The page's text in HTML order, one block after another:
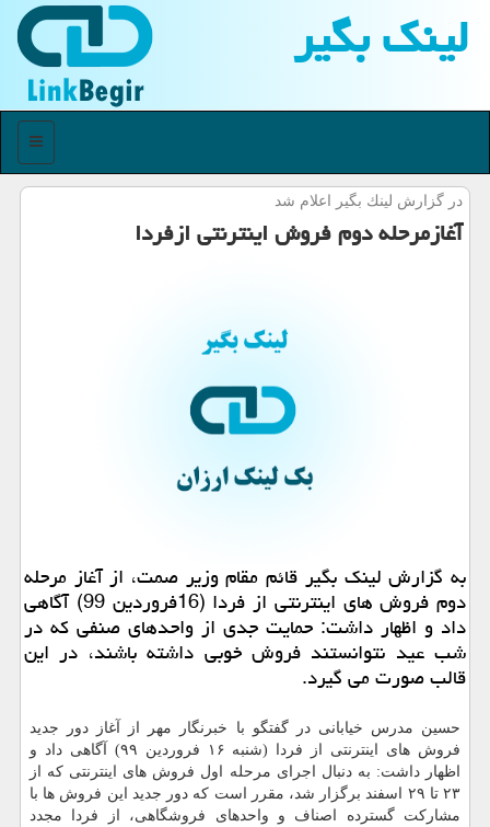
لینك بگیر
منو
در گزارش لینك بگیر اعلام شد
آغازمرحله دوم فروش اینترنتی ازفردا
به گزارش لینك بگیر قائم مقام وزیر صمت، از آغاز مرحله
دوم فروش های اینترنتی از فردا (16فروردین 99) آگاهی
داد و اظهار داشت: حمایت جدی از واحدهای صنفی كه در
شب عید نتوانستند فروش خوبی داشته باشند، در این
قالب صورت می گیرد.
حسین مدرس خیابانی در گفتگو با خبرنگار مهر از آغاز دور جدید
فروش های اینترنتی از فردا (شنبه ۱۶ فروردین ۹۹) آگاهی داد و
اظهار داشت: به دنبال اجرای مرحله اول فروش های اینترنتی كه از
۲۳ تا ۲۹ اسفند برگزار شد، مقرر است كه دور جدید این فروش ها با
مشاركت گسترده اصناف و واحدهای فروشگاهی، از فردا مجدد